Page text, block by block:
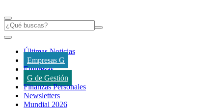
Últimas Noticias
Empresas G
Empresas
G de Gestión
Finanzas Personales
Newsletters
Mundial 2026